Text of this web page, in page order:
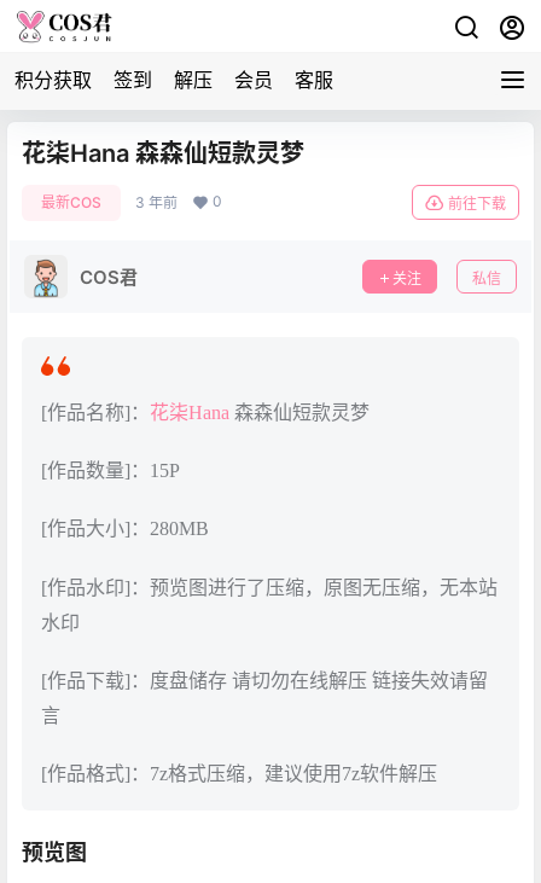
积分获取 签到 解压 会员 客服
花柒Hana 森森仙短款灵梦
最新COS 3 年前 0 前往下载
COS君 关注 私信
[作品名称]： 花柒Hana 森森仙短款灵梦
[作品数量]：15P
[作品大小]：280MB
[作品水印]：预览图进行了压缩，原图无压缩，无本站
水印
[作品下载]：度盘储存 请切勿在线解压 链接失效请留
言
[作品格式]：7z格式压缩，建议使用7z软件解压
预览图